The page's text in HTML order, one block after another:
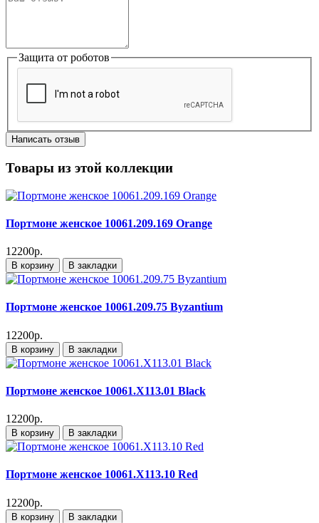
Защита от роботов
Написать отзыв
Товары из этой коллекции
Портмоне женское 10061.209.169 Orange
12200р.
В корзину В закладки
Портмоне женское 10061.209.75 Byzantium
12200р.
В корзину В закладки
Портмоне женское 10061.X113.01 Black
12200р.
В корзину В закладки
Портмоне женское 10061.X113.10 Red
12200р.
В корзину В закладки